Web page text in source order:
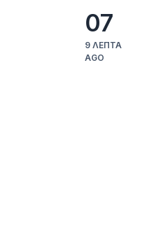
07
9 ΛΕΠΤΆ
AGO